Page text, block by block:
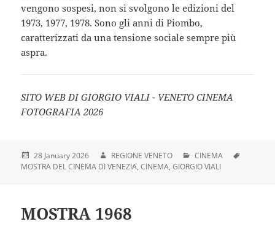
vengono sospesi, non si svolgono le edizioni del
1973, 1977, 1978. Sono gli anni di Piombo,
caratterizzati da una tensione sociale sempre più
aspra.
SITO WEB DI GIORGIO VIALI - VENETO CINEMA
FOTOGRAFIA 2026
28 January 2026 REGIONE VENETO
CINEMA
MOSTRA DEL CINEMA DI VENEZIA CINEMA GIORGIO VIALI
MOSTRA 1968